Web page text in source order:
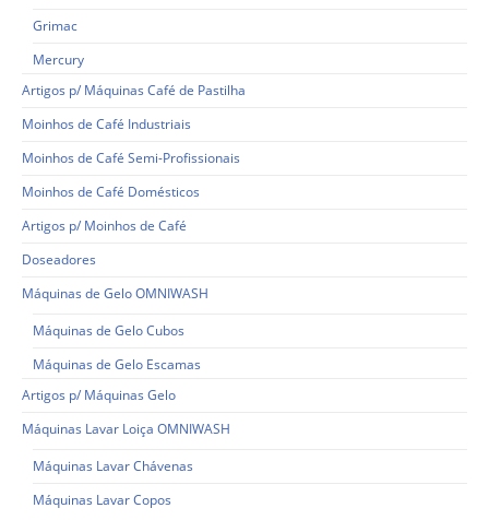
Grimac
Mercury
Artigos p/ Máquinas Café de Pastilha
Moinhos de Café Industriais
Moinhos de Café Semi-Profissionais
Moinhos de Café Domésticos
Artigos p/ Moinhos de Café
Doseadores
Máquinas de Gelo OMNIWASH
Máquinas de Gelo Cubos
Máquinas de Gelo Escamas
Artigos p/ Máquinas Gelo
Máquinas Lavar Loiça OMNIWASH
Máquinas Lavar Chávenas
Máquinas Lavar Copos